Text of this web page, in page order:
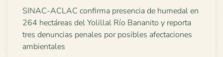
SINAC-ACLAC confirma presencia de humedal en
264 hectáreas del Yolillal Río Bananito y reporta
tres denuncias penales por posibles afectaciones
ambientales